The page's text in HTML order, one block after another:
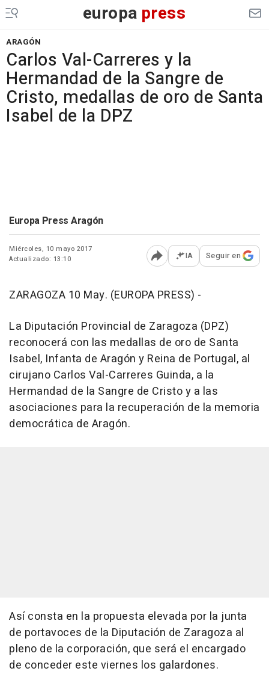
europa press
ARAGÓN
Carlos Val-Carreres y la
Hermandad de la Sangre de
Cristo, medallas de oro de Santa
Isabel de la DPZ
Europa Press Aragón
Miércoles, 10 mayo 2017
Actualizado: 13:10
Abrir opciones para
IA Seguir en
ZARAGOZA 10 May. (EUROPA PRESS) -
La Diputación Provincial de Zaragoza (DPZ)
reconocerá con las medallas de oro de Santa
Isabel, Infanta de Aragón y Reina de Portugal, al
cirujano Carlos Val-Carreres Guinda, a la
Hermandad de la Sangre de Cristo y a las
asociaciones para la recuperación de la memoria
democrática de Aragón.
Así consta en la propuesta elevada por la junta
de portavoces de la Diputación de Zaragoza al
pleno de la corporación, que será el encargado
de conceder este viernes los galardones.